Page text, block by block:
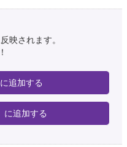
映されます。
追加する
に追加する